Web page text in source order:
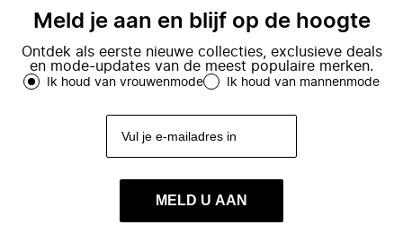
Meld je aan en blijf op de hoogte
Ontdek als eerste nieuwe collecties, exclusieve deals
en mode-updates van de meest populaire merken.
Ik houd van vrouwenmode Ik houd van mannenmode
MELD U AAN